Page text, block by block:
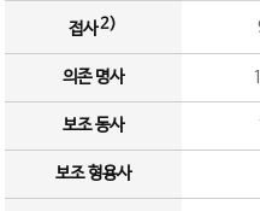
접사2)
의존 명사
보조 동사
보조 형용사